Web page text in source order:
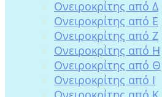
Ονειροκρίτης από Δ
Ονειροκρίτης από Ε
Ονειροκρίτης από Ζ
Ονειροκρίτης από Η
Ονειροκρίτης από Θ
Ονειροκρίτης από Ι